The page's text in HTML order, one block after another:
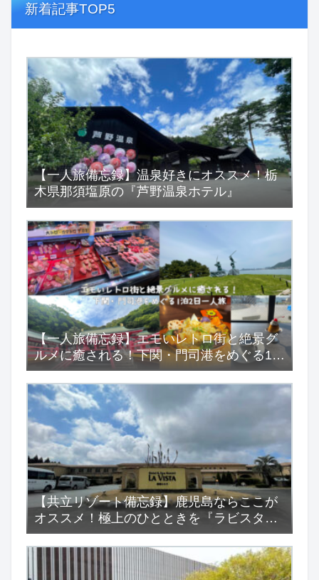
新着記事TOP5
【一人旅備忘録】温泉好きにオススメ！栃
木県那須塩原の『芦野温泉ホテル』
【一人旅備忘録】エモいレトロ街と絶景グ
ルメに癒される！下関・門司港をめぐる1泊
2日一人旅
【共立リゾート備忘録】鹿児島ならここが
オススメ！極上のひとときを『ラビスタ霧
島ヒルズ』で…